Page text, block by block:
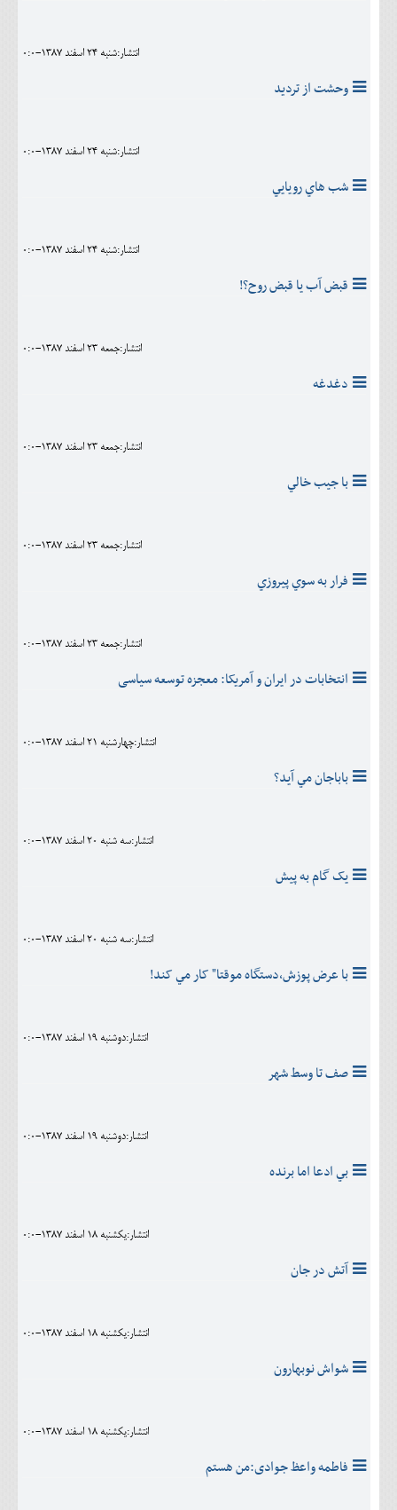
انتشار:شنبه 24 اسفند 1387-0:0
وحشت از تردید
انتشار:شنبه 24 اسفند 1387-0:0
شب هاي رويايي
انتشار:شنبه 24 اسفند 1387-0:0
قبض آب يا قبض روح؟!
انتشار:جمعه 23 اسفند 1387-0:0
دغدغه
انتشار:جمعه 23 اسفند 1387-0:0
با جيب خالي
انتشار:جمعه 23 اسفند 1387-0:0
فرار به سوي پيروزي
انتشار:جمعه 23 اسفند 1387-0:0
انتخابات در ایران و آمریکا: معجزه توسعه سیاسی
انتشار:چهارشنبه 21 اسفند 1387-0:0
باباجان مي آيد؟
انتشار:سه شنبه 20 اسفند 1387-0:0
يک گام به پيش
انتشار:سه شنبه 20 اسفند 1387-0:0
با عرض پوزش،دستگاه موقتا" کار مي کند!
انتشار:دوشنبه 19 اسفند 1387-0:0
صف تا وسط شهر
انتشار:دوشنبه 19 اسفند 1387-0:0
بي ادعا اما برنده
انتشار:يکشنبه 18 اسفند 1387-0:0
آتش در جان
انتشار:يکشنبه 18 اسفند 1387-0:0
شواش نوبهارون
انتشار:يکشنبه 18 اسفند 1387-0:0
فاطمه واعظ جوادی:من هستم